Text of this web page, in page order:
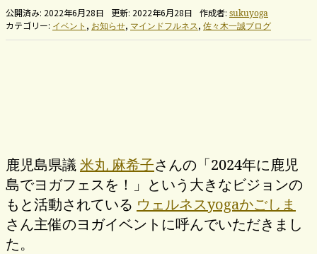
公開済み: 2022年6月28日 更新: 2022年6月28日 作成者: sukuyoga
カテゴリー: イベント , お知らせ, マインドフルネス, 佐々木一誠ブログ
鹿児島県議米丸 麻希子さんの「2024年に鹿児
島でヨガフェスを！」という大きなビジョンの
もと活動されている ウェルネスyogaかごしま
さん主催のヨガイベントに呼んでいただきまし
た。